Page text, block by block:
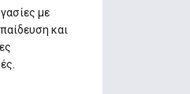
με
και